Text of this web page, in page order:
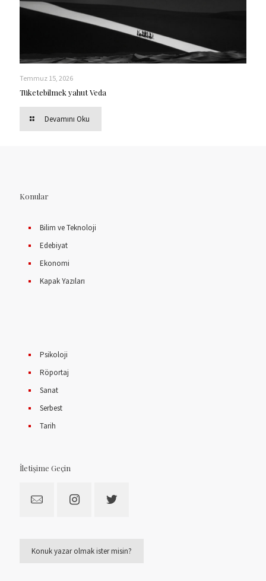
Temmuz 15, 2026
Tüketebilmek yahut Veda
Devamını Oku
Konular
Bilim ve Teknoloji
Edebiyat
Ekonomi
Kapak Yazıları
Psikoloji
Röportaj
Sanat
Serbest
Tarih
İletişime Geçin
Konuk yazar olmak ister misin?